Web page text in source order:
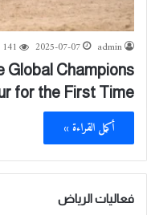
admin
2025-07-07
141
Global Champions
for the First Time
أكمل القراءة »
فعاليات الرياض